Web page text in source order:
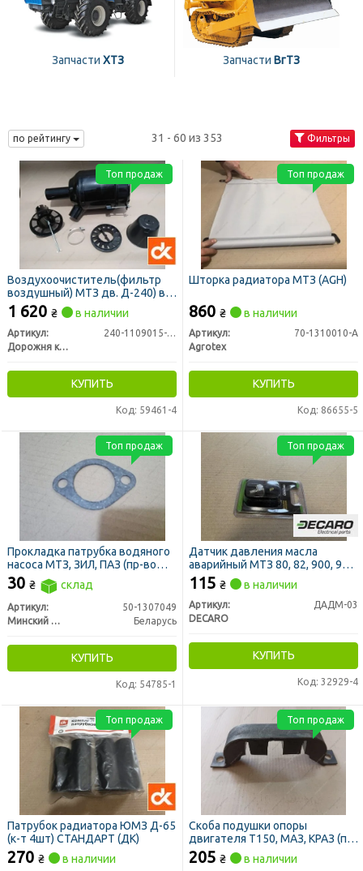
Запчасти ХТЗ Запчасти ВгТЗ
по рейтингу 31 - 60 из 353 Фильтры
Воздухоочиститель(фильтр
воздушный) МТЗ дв. Д-240) в
сборе (ДК)
1 620 ₴ в наличии
Артикул:
240-1109015-A-09
Дорожня карта
КУПИТЬ
Код: 59461-4
Топ продаж
Шторка радиатора МТЗ (AGH)
860 ₴ в наличии
Артикул:
70-1310010-А
Agrotex
КУПИТЬ
Код: 86655-5
Топ продаж
Прокладка патрубка водяного
насоса МТЗ, ЗИЛ, ПАЗ (пр-во
ММЗ)
30 ₴ склад
Артикул:
50-1307049
Минский Моторный Завод
Беларусь
КУПИТЬ
Код: 54785-1
Топ продаж
Датчик давления масла
аварийный МТЗ 80, 82, 900, 950,
822, 1025, 1221 (DECARO)
115 ₴ в наличии
Артикул:
ДАДМ-03
DECARO
КУПИТЬ
Код: 32929-4
Топ продаж
Патрубок радиатора ЮМЗ Д-65
(к-т 4шт) СТАНДАРТ (ДК)
270 ₴ в наличии
Топ продаж
Скоба подушки опоры
двигателя Т150, МАЗ, КРАЗ (пр-
во Украина)
205 ₴ в наличии
Топ продаж